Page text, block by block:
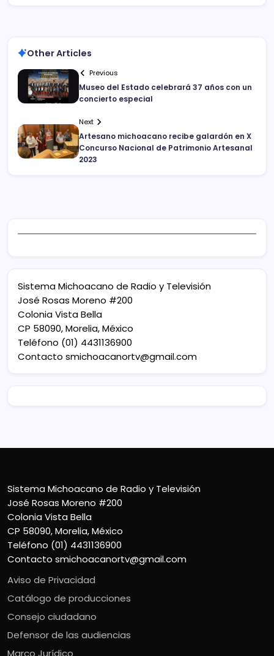
Other Articles
Previous
Museo del Estado celebrará 37 años con un
concierto especial
Next
Artesano michoacano recibe galardón en X
Concurso Nacional de Patrimonio Artesanal
2023
Sistema Michoacano de Radio y Televisión
José Rosas Moreno #200
Colonia Vista Bella
CP 58090, Morelia, México
Teléfono (01) 4431136900
Contacto smichoacanortv@gmail.com
Sistema Michoacano de Radio y Televisión
José Rosas Moreno #200
Colonia Vista Bella
CP 58090, Morelia, México
Teléfono (01) 4431136900
Contacto smichoacanortv@gmail.com
Aviso de Privacidad
Catálogo de producciones
Consejo ciudadano
Defensor de las audiencias